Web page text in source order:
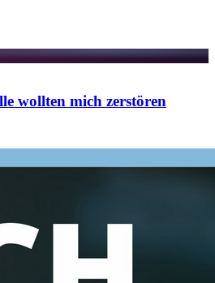
wollten mich zerstören